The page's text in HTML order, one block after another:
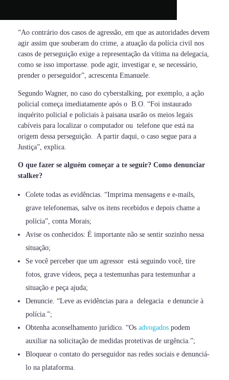
“Ao contrário dos casos de agressão, em que as autoridades devem
agir assim que souberam do crime, a atuação da polícia civil nos
casos de perseguição exige a representação da vítima na delegacia,
como se isso importasse. pode agir, investigar e, se necessário,
prender o perseguidor”, acrescenta Emanuele.
Segundo Wagner, no caso do cyberstalking, por exemplo, a ação
policial começa imediatamente após o B.O. “Foi instaurado
inquérito policial e policiais à paisana usarão os meios legais
cabíveis para localizar o computador ou telefone que está na
origem dessa perseguição. A partir daqui, o caso segue para a
Justiça”, explica.
O que fazer se alguém começar a te seguir? Como denunciar
stalker?
Colete todas as evidências. “Imprima mensagens e e-mails,
grave telefonemas, salve os itens recebidos e depois chame a
polícia”, conta Morais;
Avise os conhecidos: É importante não se sentir sozinho nessa
situação;
Se você perceber que um agressor está seguindo você, tire
fotos, grave vídeos, peça a testemunhas para testemunhar a
situação e peça ajuda;
Denuncie. “Leve as evidências para a delegacia e denuncie à
polícia.”;
Obtenha aconselhamento jurídico. “Osadvogados podem
auxiliar na solicitação de medidas protetivas de urgência.”;
Bloquear o contato do perseguidor nas redes sociais e denunciá-
lo na plataforma.